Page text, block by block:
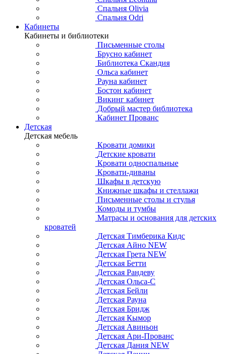
Спальня Olivia
Спальня Odri
Кабинеты
Кабинеты и библиотеки
Письменные столы
Брусно кабинет
Библиотека Скандия
Ольса кабинет
Рауна кабинет
Бостон кабинет
Викинг кабинет
Добрый мастер библиотека
Кабинет Прованс
Детская
Детская мебель
Кровати домики
Детские кровати
Кровати односпальные
Кровати-диваны
Шкафы в детскую
Книжные шкафы и стеллажи
Письменные столы и стулья
Комоды и тумбы
Матрасы и основания для детских
кроватей
Детская Тимберика Кидс
Детская Айно NEW
Детская Грета NEW
Детская Бетти
Детская Рандеву
Детская Ольса-С
Детская Бейли
Детская Рауна
Детская Бридж
Детская Кымор
Детская Авиньон
Детская Ари-Прованс
Детская Дания NEW